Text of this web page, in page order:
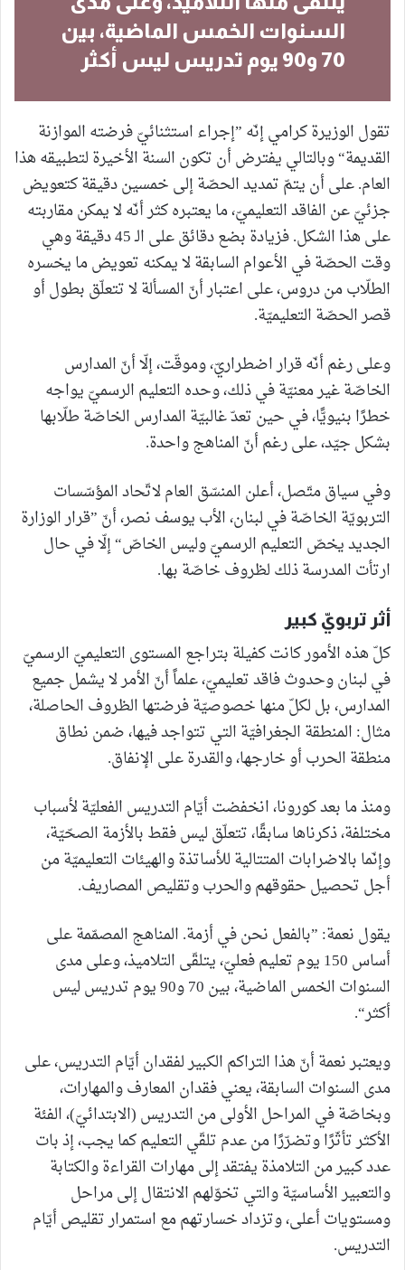
السنوات الخمس الماضية، بين
70 و90 يوم تدريس ليس أكثر
تقول الوزيرة كرامي إنّه ”إجراء استثنائيّ فرضته الموازنة
القديمة“ وبالتالي يفترض أن تكون السنة الأخيرة لتطبيقه هذا
العام. على أن يتمّ تمديد الحصّة إلى خمسين دقيقة كتعويض
جزئيّ عن الفاقد التعليميّ، ما يعتبره كثر أنّه لا يمكن مقاربته
على هذا الشكل. فزيادة بضع دقائق على الـ 45 دقيقة وهي
وقت الحصّة في الأعوام السابقة لا يمكنه تعويض ما يخسره
الطلّاب من دروس، على اعتبار أنّ المسألة لا تتعلّق بطول أو
قصر الحصّة التعليميّة.
وعلى رغم أنّه قرار اضطراريّ، وموقّت، إلّا أنّ المدارس
الخاصّة غير معنيّة في ذلك، وحده التعليم الرسميّ يواجه
خطرًا بنيويًّا، في حين تعدّ غالبيّة المدارس الخاصّة طلّابها
بشكل جيّد، على رغم أنّ المناهج واحدة.
وفي سياق متّصل، أعلن المنسّق العام لاتّحاد المؤسّسات
التربويّة الخاصّة في لبنان، الأب يوسف نصر، أنّ ”قرار الوزارة
الجديد يخصّ التعليم الرسميّ وليس الخاصّ“ إلّا في حال
ارتأت المدرسة ذلك لظروف خاصّة بها.
أثر تربويّ كبير
كلّ هذه الأمور كانت كفيلة بتراجع المستوى التعليميّ الرسميّ
في لبنان وحدوث فاقد تعليميّ، علماً أنّ الأمر لا يشمل جميع
المدارس، بل لكلّ منها خصوصيّة فرضتها الظروف الحاصلة،
مثال: المنطقة الجغرافيّة التي تتواجد فيها، ضمن نطاق
منطقة الحرب أو خارجها، والقدرة على الإنفاق.
ومنذ ما بعد كورونا، انخفضت أيّام التدريس الفعليّة لأسباب
مختلفة، ذكرناها سابقًا، تتعلّق ليس فقط بالأزمة الصحّيّة،
وإنّما بالاضرابات المتتالية للأساتذة والهيئات التعليميّة من
أجل تحصيل حقوقهم والحرب وتقليص المصاريف.
يقول نعمة: ”بالفعل نحن في أزمة. المناهج المصمّمة على
أساس 150 يوم تعليم فعليّ، يتلقّى التلاميذ، وعلى مدى
السنوات الخمس الماضية، بين 70 و90 يوم تدريس ليس
أكثر“.
ويعتبر نعمة أنّ هذا التراكم الكبير لفقدان أيّام التدريس، على
مدى السنوات السابقة، يعني فقدان المعارف والمهارات،
وبخاصّة في المراحل الأولى من التدريس (الابتدائيّ)، الفئة
الأكثر تأثّرًا وتضرّرًا من عدم تلقّي التعليم كما يجب، إذ بات
عدد كبير من التلامذة يفتقد إلى مهارات القراءة والكتابة
والتعبير الأساسيّة والتي تخوّلهم الانتقال إلى مراحل
ومستويات أعلى، وتزداد خسارتهم مع استمرار تقليص أيّام
التدريس.